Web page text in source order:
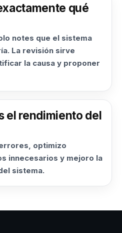
qué
notes que el sistema
La revisión sirve
la causa y proponer
el rendimiento del
optimizo
innecesarios y mejoro la
sistema.